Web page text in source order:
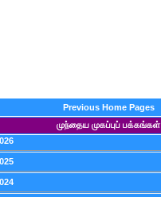
Previous Home Pages
முந்தைய முகப்புப் பக்கங்கள்